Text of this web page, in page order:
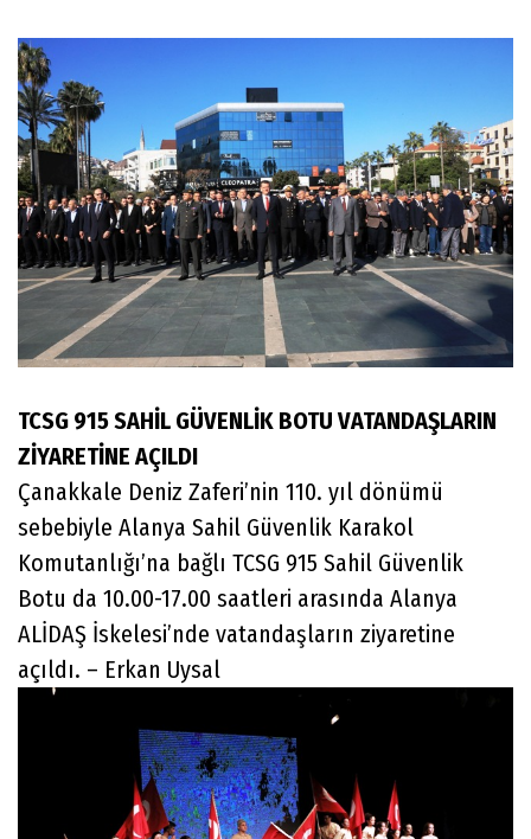
TCSG 915 SAHİL GÜVENLİK BOTU VATANDAŞLARIN
ZİYARETİNE AÇILDI
Çanakkale Deniz Zaferi’nin 110. yıl dönümü
sebebiyle Alanya Sahil Güvenlik Karakol
Komutanlığı’na bağlı TCSG 915 Sahil Güvenlik
Botu da 10.00-17.00 saatleri arasında Alanya
ALİDAŞ İskelesi’nde vatandaşların ziyaretine
açıldı. – Erkan Uysal